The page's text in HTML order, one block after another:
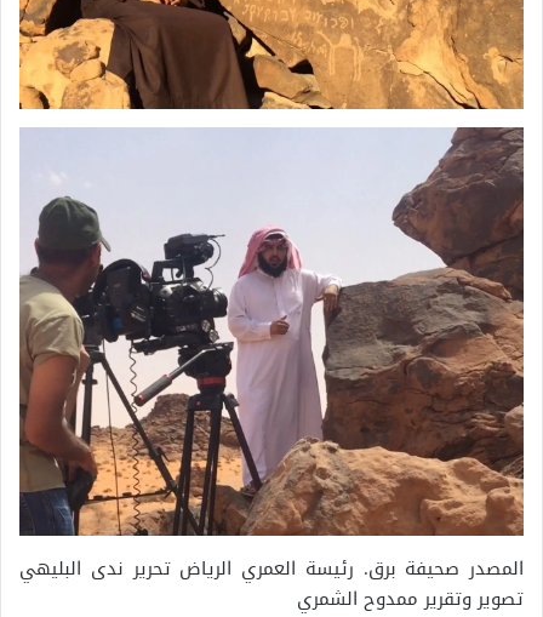
المصدر صحيفة برق. رئيسة العمري الرياض تحرير ندى البليهي
تصوير وتقرير ممدوح الشمري